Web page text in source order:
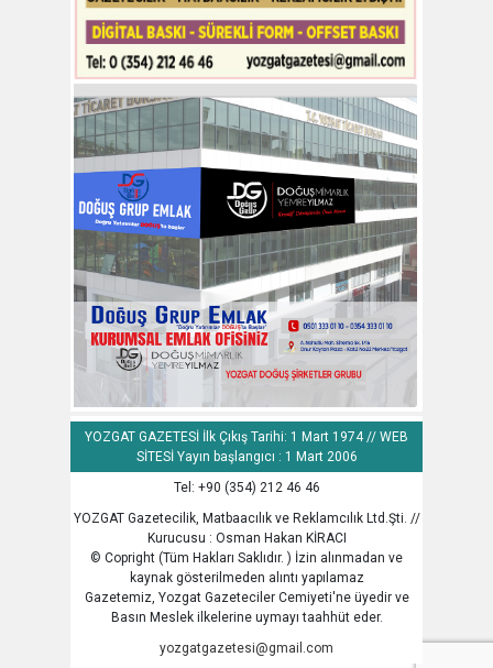
YOZGAT GAZETESİ İlk Çıkış Tarihi: 1 Mart 1974 // WEB
SİTESİ Yayın başlangıcı : 1 Mart 2006
Tel: +90 (354) 212 46 46
YOZGAT Gazetecilik, Matbaacılık ve Reklamcılık Ltd.Şti. //
Kurucusu : Osman Hakan KİRACI
© Copright (Tüm Hakları Saklıdır. ) İzin alınmadan ve
kaynak gösterilmeden alıntı yapılamaz
Gazetemiz, Yozgat Gazeteciler Cemiyeti'ne üyedir ve
Basın Meslek ilkelerine uymayı taahhüt eder.
yozgatgazetesi@gmail.com